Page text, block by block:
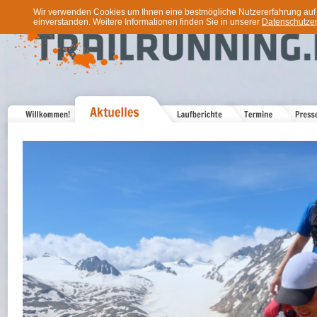
Wir verwenden Cookies um Ihnen eine bestmögliche Nutzererfahrung
einverstanden. Weitere Informationen finden Sie in unserer